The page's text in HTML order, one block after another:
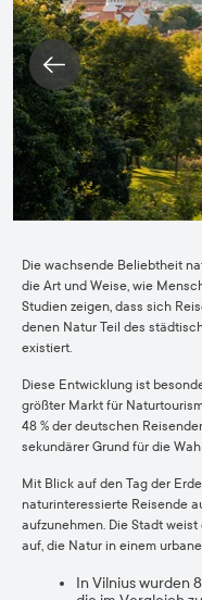
Die wachsende Beliebtheit
die Art und Weise, wie
Studien zeigen, dass sich
denen Natur Teil des
existiert.
Diese Entwicklung ist
größter Markt für
48 % der deutschen
sekundärer Grund für die
Mit Blick auf den Tag der
naturinteressierte Reisende
aufzunehmen. Die Stadt
auf, die Natur in einem
In Vilnius wurden